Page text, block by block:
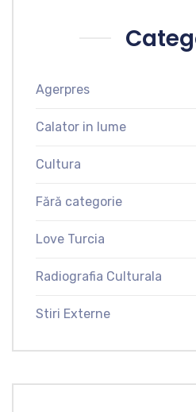
Agerpres
Calator in lume
Cultura
Fără categorie
Love Turcia
Radiografia Culturala
Stiri Externe